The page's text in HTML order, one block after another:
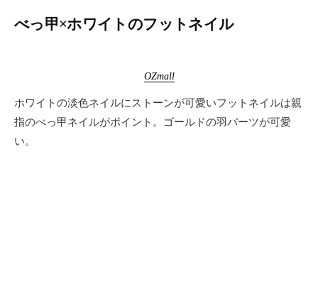
べっ甲×ホワイトのフットネイル
OZmall
ホワイトの淡色ネイルにストーンが可愛いフットネイルは親
指のべっ甲ネイルがポイント。ゴールドの羽パーツが可愛
い。